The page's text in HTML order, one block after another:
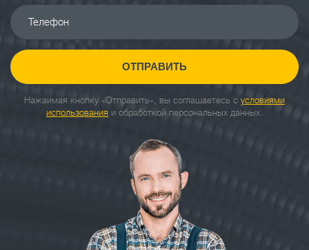
Телефон
ОТПРАВИТЬ
Нажаимая кнопку «Отправить», вы соглашаетесь с условиями
использования и обработкой персональных данных.